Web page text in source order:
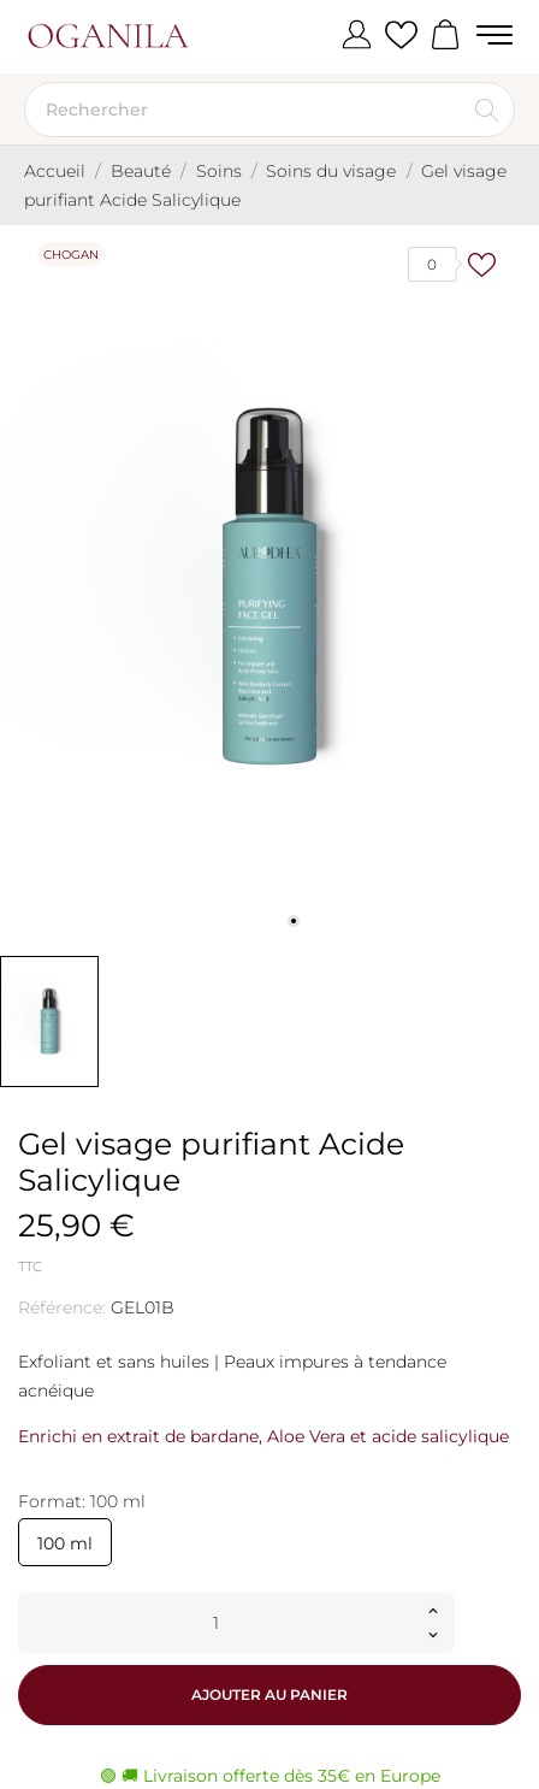
Accueil Beauté Soins Soins du visage
Gel visage
purifiant Acide Salicylique
0
CHOGAN
Gel visage purifiant Acide
Salicylique
25,90 €
TTC
Référence: GEL01B
Exfoliant et sans huiles | Peaux impures à tendance
acnéique
Enrichi en extrait de bardane, Aloe Vera et acide salicylique
Format: 100 ml
100 ml
AJOUTER AU PANIER
🟢 🚚 Livraison offerte dès 35€ en Europe